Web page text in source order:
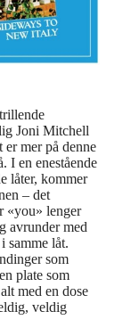
Joni Mitchell
mer på denne
I en enestående
låter, kommer
– det
«you» lenger
avrunder med
samme låt.
som
plate som
med en dose
veldig